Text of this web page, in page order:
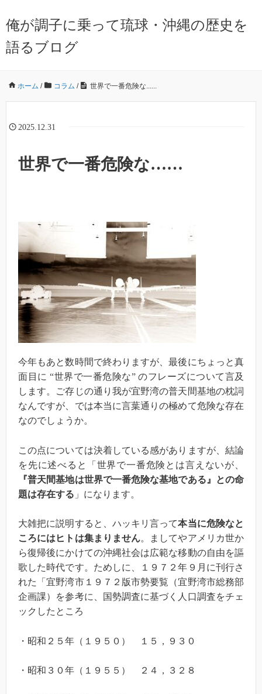
俺が調子に乗って琉球・沖縄の歴史を
語るブログ
ホーム / コラム / 世界で一番危険な......
2025.12.31
世界で一番危険な……
今年もあと数時間で終わりますが、最後にちょっと真
面目に “世界で一番危険な” のフレーズについて言及
します。ご存じの通り我が宜野湾の普天間基地の枕詞
なんですが、では本当に言葉通りの極めて危険な存在
なのでしょうか。
この点については決着している感がありますが、結論
を先に述べると「世界で一番危険とは言えないが、
『普天間基地は世界で一番危険な基地である』との命
題は存在する 」になります。
大雑把に説明すると、ハッキリ言って本当に危険なと
ころにはヒトは集まりません。ましてやアメリカ世か
ら復帰後にかけての沖縄社会は広範な移動の自由を謳
歌した時代です。ためしに、１９７２年９月に刊行さ
れた「宜野湾市１９７２版市勢要覧（宜野湾市総務部
企画課）を参考に、国勢調査に基づく人口調査をチェ
ックしたところ
・昭和２５年（１９５０） １５，９３０
・昭和３０年（１９５５） ２４，３２８